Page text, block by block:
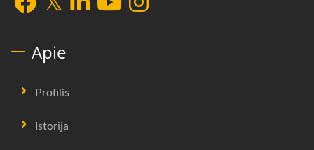
Apie
Profilis
Istorija